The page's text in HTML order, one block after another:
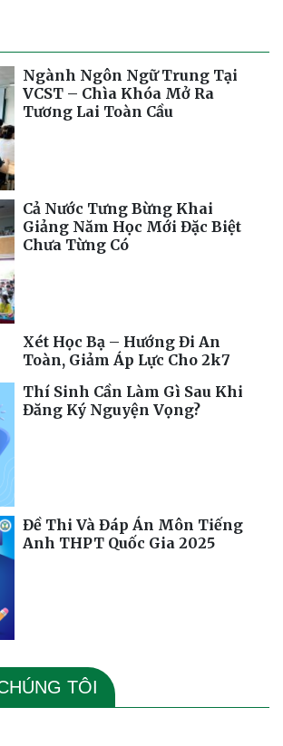
Ngành Ngôn Ngữ Trung Tại
VCST – Chìa Khóa Mở Ra
Tương Lai Toàn Cầu
Cả Nước Tưng Bừng Khai
Giảng Năm Học Mới Đặc Biệt
Chưa Từng Có
Xét Học Bạ – Hướng Đi An
Toàn, Giảm Áp Lực Cho 2k7
Thí Sinh Cần Làm Gì Sau Khi
Đăng Ký Nguyện Vọng?
Đề Thi Và Đáp Án Môn Tiếng
Anh THPT Quốc Gia 2025
TÔI